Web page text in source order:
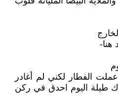
الفطار لكني لم أغادر
طيلة اليوم احدق في ركن